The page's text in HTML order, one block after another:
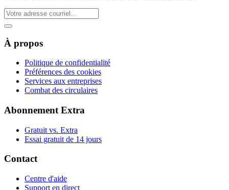
À propos
Politique de confidentialité
Préférences des cookies
Services aux entreprises
Combat des circulaires
Abonnement Extra
Gratuit vs. Extra
Essai gratuit de 14 jours
Contact
Centre d'aide
Support en direct